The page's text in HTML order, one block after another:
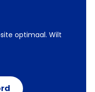
optimaal. Wilt